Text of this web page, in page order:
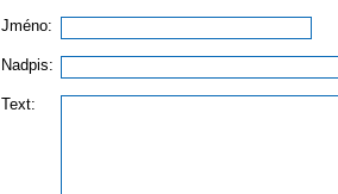
Jméno:
Nadpis:
Text: